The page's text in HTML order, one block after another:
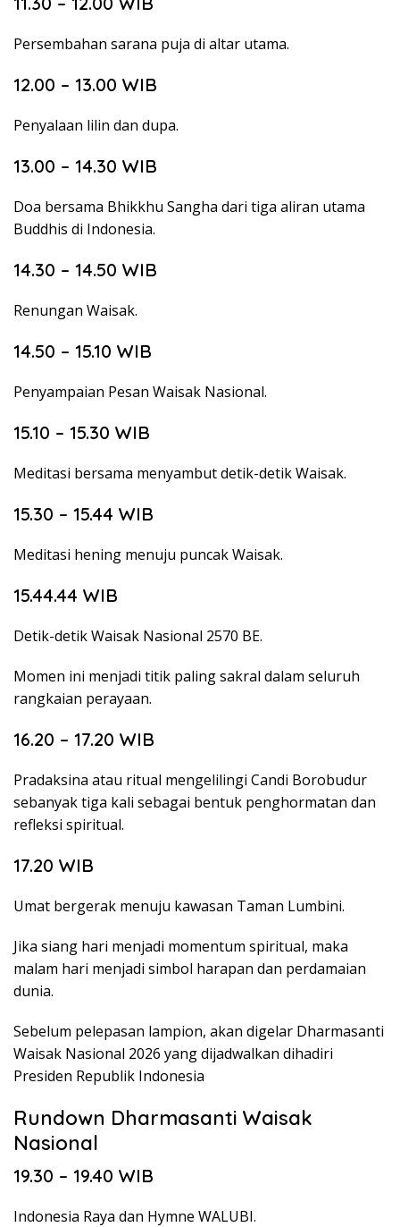
Persembahan sarana puja di altar utama.
12.00 – 13.00 WIB
Penyalaan lilin dan dupa.
13.00 – 14.30 WIB
Doa bersama Bhikkhu Sangha dari tiga aliran utama
Buddhis di Indonesia.
14.30 – 14.50 WIB
Renungan Waisak.
14.50 – 15.10 WIB
Penyampaian Pesan Waisak Nasional.
15.10 – 15.30 WIB
Meditasi bersama menyambut detik-detik Waisak.
15.30 – 15.44 WIB
Meditasi hening menuju puncak Waisak.
15.44.44 WIB
Detik-detik Waisak Nasional 2570 BE.
Momen ini menjadi titik paling sakral dalam seluruh
rangkaian perayaan.
16.20 – 17.20 WIB
Pradaksina atau ritual mengelilingi Candi Borobudur
sebanyak tiga kali sebagai bentuk penghormatan dan
refleksi spiritual.
17.20 WIB
Umat bergerak menuju kawasan Taman Lumbini.
Jika siang hari menjadi momentum spiritual, maka
malam hari menjadi simbol harapan dan perdamaian
dunia.
Sebelum pelepasan lampion, akan digelar Dharmasanti
Waisak Nasional 2026 yang dijadwalkan dihadiri
Presiden Republik Indonesia
Rundown Dharmasanti Waisak
Nasional
19.30 – 19.40 WIB
Indonesia Raya dan Hymne WALUBI.